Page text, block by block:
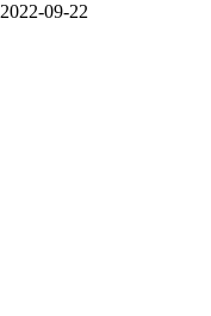
2022-09-22